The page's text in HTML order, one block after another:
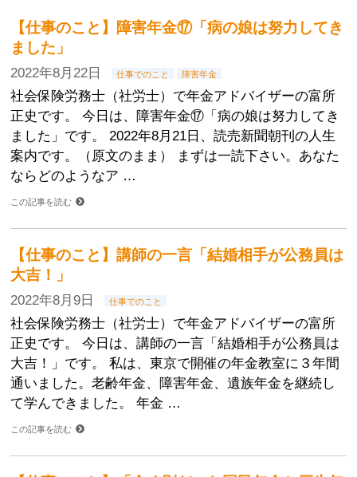
【仕事のこと】障害年金⑰「病の娘は努力してき
ました」
2022年8月22日 仕事でのこと 障害年金
社会保険労務士（社労士）で年金アドバイザーの富所
正史です。 今日は、障害年金⑰「病の娘は努力してき
ました」です。 2022年8月21日、読売新聞朝刊の人生
案内です。（原文のまま） まずは一読下さい。あなた
ならどのようなア …
この記事を読む
【仕事のこと】講師の一言「結婚相手が公務員は
大吉！」
2022年8月9日 仕事でのこと
社会保険労務士（社労士）で年金アドバイザーの富所
正史です。 今日は、講師の一言「結婚相手が公務員は
大吉！」です。 私は、東京で開催の年金教室に３年間
通いました。老齢年金、障害年金、遺族年金を継続し
て学んできました。 年金 …
この記事を読む